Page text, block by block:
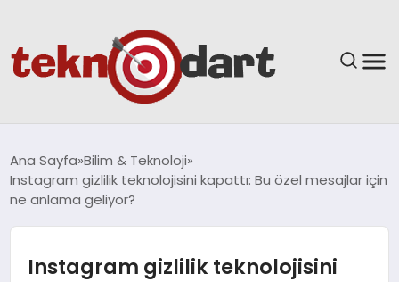
YAŞAM
Ana Sayfa Bilim & Teknoloji
Instagram gizlilik teknolojisini kapattı: Bu özel mesajlar için
ne anlama geliyor?
Instagram gizlilik teknolojisini